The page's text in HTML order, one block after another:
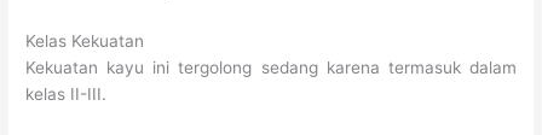
Kelas Kekuatan
Kekuatan kayu ini tergolong sedang karena termasuk dalam
kelas II-III.